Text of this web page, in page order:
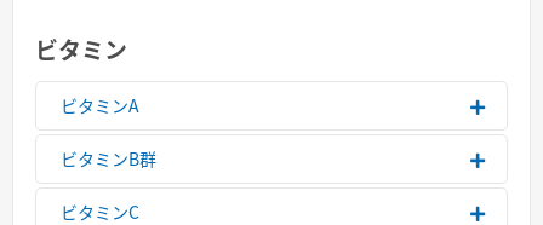
ビタミン
ビタミンA
ビタミンB群
ビタミンC